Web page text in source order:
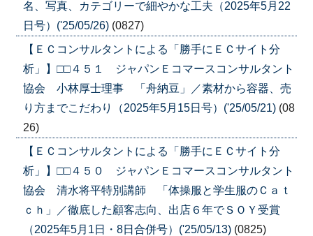
名、写真、カテゴリーで細やかな工夫（2025年5月22
日号）('25/05/26) (0827)
【ＥＣコンサルタントによる「勝手にＥＣサイト分
析」】□□４５１ ジャパンＥコマースコンサルタント
協会 小林厚士理事 「舟納豆」／素材から容器、売
り方までこだわり（2025年5月15日号）('25/05/21) (08
26)
【ＥＣコンサルタントによる「勝手にＥＣサイト分
析」】□□４５０ ジャパンＥコマースコンサルタント
協会 清水将平特別講師 「体操服と学生服のＣａｔ
ｃｈ」／徹底した顧客志向、出店６年でＳＯＹ受賞
（2025年5月1日・8日合併号）('25/05/13) (0825)